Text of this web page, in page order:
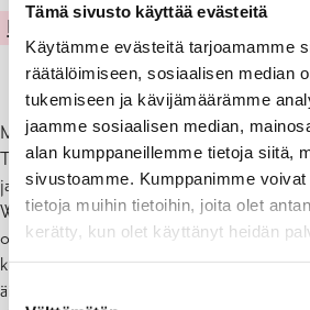
Tämä sivusto käyttää evästeitä
Käytämme evästeitä tarjoamamme
räätälöimiseen, sosiaalisen median
tukemiseen ja kävijämäärämme
jaamme sosiaalisen median,
alan kumppaneillemme tietoja siitä,
sivustoamme. Kumppanimme
tietoja muihin tietoihin, joita olet
kerätty, kun olet käyttänyt heidän
KULTTUURI
Miksi tarvitaan taiteen perusopetusta?
Tule kuulemaan lisää ja keskustelemaan
ja taideopetuksesta. Saamme kuulla
Westerholmilta, Annika Lyytikäiseltä ja
on maksuton ja kaikille avoin. Kulku tilaan
kuten hankekin, on kaksikielinen. Kaikki
äidinkieltään. Skapa on Hangon ja